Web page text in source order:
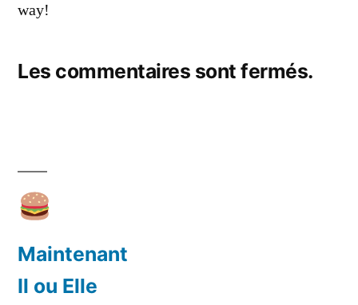
way!
Les commentaires sont fermés.
Maintenant
Il ou Elle